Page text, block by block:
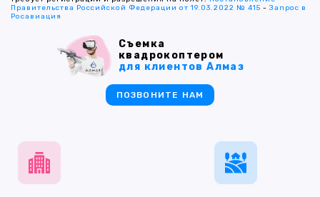
Правительства Российской Федерации от 19.03.2022 № 415 -Запрос в
Росавиация
Съемка
квадрокоптером
для клиентов Алмаз
ПОЗВОНИТЕ НАМ